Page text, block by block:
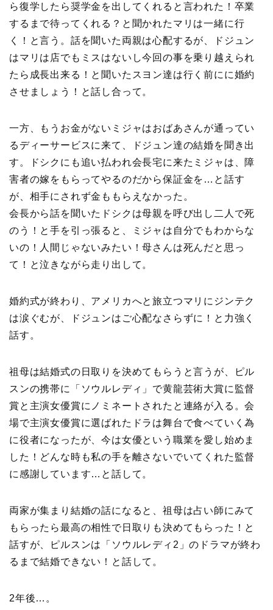
ら復学したら奨学金を出してくれると言われた！卒業
するまで待ってくれる？と聞かれたマリは一緒に行
く！と言う。話を聞いた両親は心配するが、ドジュン
はマリは店でもミスはないし今回の事を乗り越えられ
たら成長出来る！と聞いたスヨン達は行く前にに婚約
させましょう！と話し合って。
一方、もうお金がないミジャはおばあさんが通ってい
るディーサービスに来て、ドジュン達の結婚を聞き出
す。ドシクにも追い払われ会長宅に来たミジャは、障
害者の嫁をもらってやるのだから保証金を…と話す
が、相手にされず金ももらえなかった。
会長から話を聞いたドシクは母親を呼び出し二人で死
のう！と手を引っ張ると、ミジャは自分でもわからな
いの！人間じゃないみたい！母さんは死んだと思っ
て！と泣きながら走り出して。
婚約式が終わり、アメリカへと旅立つマリにジンテク
は涙ぐむが、ドジュンはご心配なさらずに！と力強く
話す。
祖母は結婚式の日取りを決めてもらうと言うが、ピル
スンの携帯に「ソウルレディ」で黄龍芸術大賞に監督
賞と主演女優賞にノミネートされたと連絡が入る。会
場で主演女優賞に選ばれたドラは舞台で食べていく為
に役者になったが、今は女優という職業を愛し始めま
した！どんな時も私の手を離さないでいてくれた監督
に感謝しています…と話して。
両家が集まり結婚の話になると、祖母は占い師にみて
もらったら最高の相性で日取りも決めてもらった！と
話すが、ピルスンは「ソウルレディ2」のドラマが終わ
るまで結婚できない！と話して。
2年後…。